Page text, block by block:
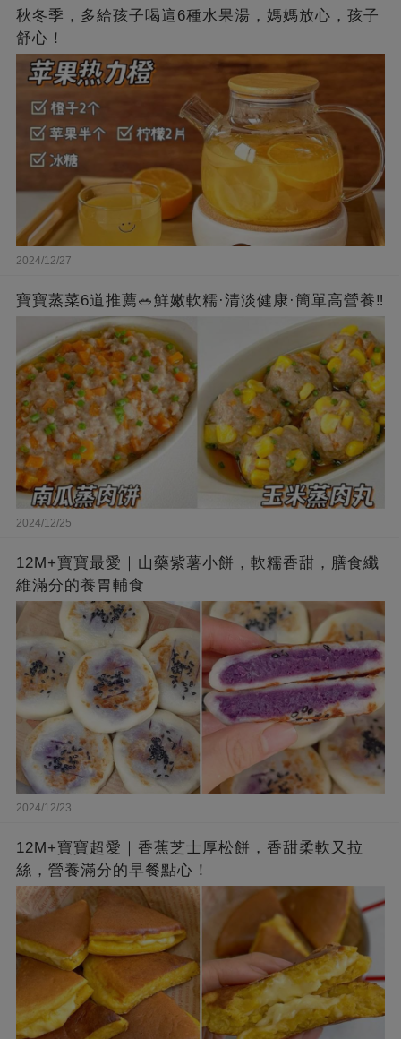
秋冬季，多給孩子喝這6種水果湯，媽媽放心，孩子
舒心！
2024/12/27
寶寶蒸菜6道推薦🥗鮮嫩軟糯·清淡健康·簡單高營養‼️
2024/12/25
12M+寶寶最愛｜山藥紫薯小餅，軟糯香甜，膳食纖
維滿分的養胃輔食
2024/12/23
12M+寶寶超愛｜香蕉芝士厚松餅，香甜柔軟又拉
絲，營養滿分的早餐點心！